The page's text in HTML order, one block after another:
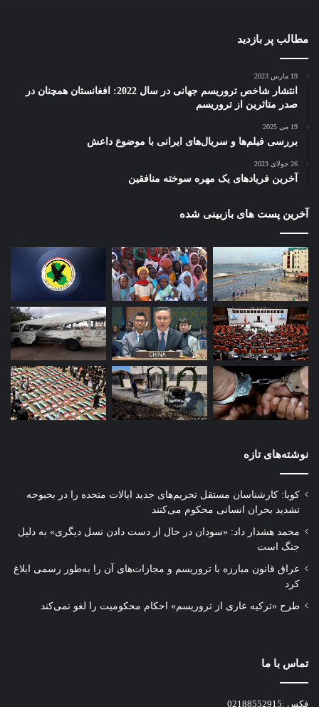
مطالب پر بازدید
19 مارس 2023
انتشار شاخص تروریسم جهانی در سال 2022: افغانستان همچنان در
صدر متاثرین از تروریسم
19 می 2025
بررسی فیلم‌ها و سریال‌های ایرانی با موضوع داعش
26 جولای 2023
آخرین فریادهای یک مهره سوخته منافقین
آخرین پست های بازبینی شده
نوشته‌های تازه
کوبا: کارشناسان مستقل تحریم‌های جدید ایالات متحده را در بحبوحه
تشدید بحران انسانی محکوم می‌کنند
محمد هشدار داد: «سودان در حال از دست دادن نسل دیگری» به دلیل
جنگ است
عراق قانون مبارزه با تروریسم و مجازات‌های آن را به‌طور رسمی ابلاغ
کرد
طرح «ترکیه عاری از تروریسم» احکام محکومیت را لغو نمی‌کند
تماس با ما
فکس :02188552915